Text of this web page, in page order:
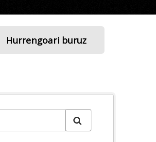
Hurrengoari buruz